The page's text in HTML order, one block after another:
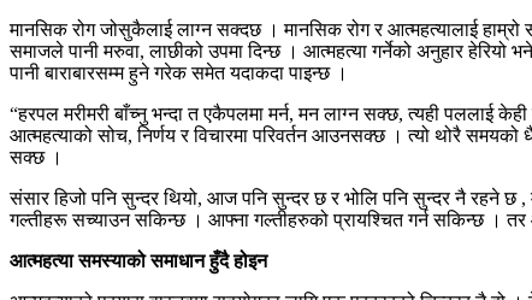
मानसिक रोग जोसुकैलाई लाग्न सक्दछ । मानसिक रोग र आत्महत्यालाई
समाजले पानी मरुवा, लाछीको उपमा दिन्छ । आत्महत्या गर्नेको अनुहार
पानी बाराबारसम्म हुने गरेक समेत यदाकदा पाइन्छ ।
“हरपल मरीमरी बाँच्नु भन्दा त एकैपलमा मर्न, मन लाग्न सक्छ, त्यही पललाई
आत्महत्याको सोच, निर्णय र विचारमा परिवर्तन आउनसक्छ । त्यो थोरै समयको
सक्छ ।
संसार हिजो पनि सुन्दर थियो, आज पनि सुन्दर छ र भोलि पनि सुन्दर नै रहने
गल्तीहरू सच्याउन सकिन्छ । आफ्ना गल्तीहरुको प्रायश्चित गर्न सकिन्छ ।
आत्महत्या समस्याको समाधान हुँदै होइन